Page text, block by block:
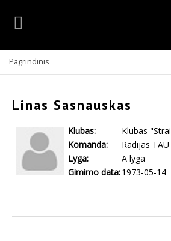
Pagrindinis
Linas Sasnauskas
Klubas:
Klubas
Komanda:
Radijas TAU
Lyga:
A lyga
Gimimo data:1973-05-14